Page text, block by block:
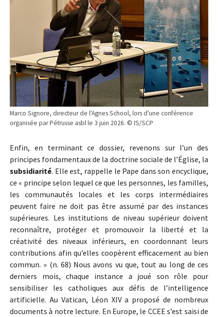
Marco Signore, directeur de l'Agnes School, lors d'une conférence
organisée par Pétrusse asbl le 3 juin 2026. © IS/SCP
Enfin, en terminant ce dossier, revenons sur l’un des
principes fondamentaux de la doctrine sociale de l’Église, la
subsidiarité. Elle est, rappelle le Pape dans son encyclique,
ce « principe selon lequel ce que les personnes, les familles,
les communautés locales et les corps intermédiaires
peuvent faire ne doit pas être assumé par des instances
supérieures. Les institutions de niveau supérieur doivent
reconnaître, protéger et promouvoir la liberté et la
créativité des niveaux inférieurs, en coordonnant leurs
contributions afin qu’elles coopèrent efficacement au bien
commun. » (n. 68) Nous avons vu que, tout au long de ces
derniers mois, chaque instance a joué son rôle pour
sensibiliser les catholiques aux défis de l’intelligence
artificielle. Au Vatican, Léon XIV a proposé de nombreux
documents à notre lecture. En Europe, le CCEE s’est saisi de